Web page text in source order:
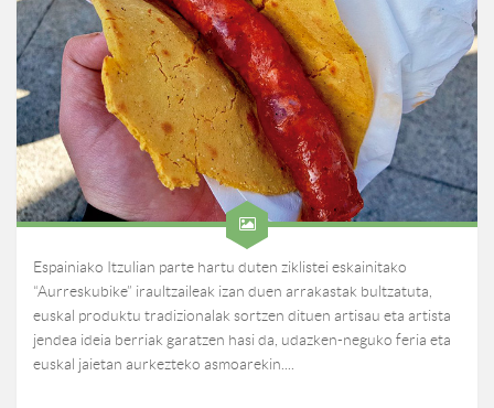
Espainiako Itzulian parte hartu duten ziklistei eskainitako
“Aurreskubike” iraultzaileak izan duen arrakastak bultzatuta,
euskal produktu tradizionalak sortzen dituen artisau eta artista
jendea ideia berriak garatzen hasi da, udazken-neguko feria eta
euskal jaietan aurkezteko asmoarekin....